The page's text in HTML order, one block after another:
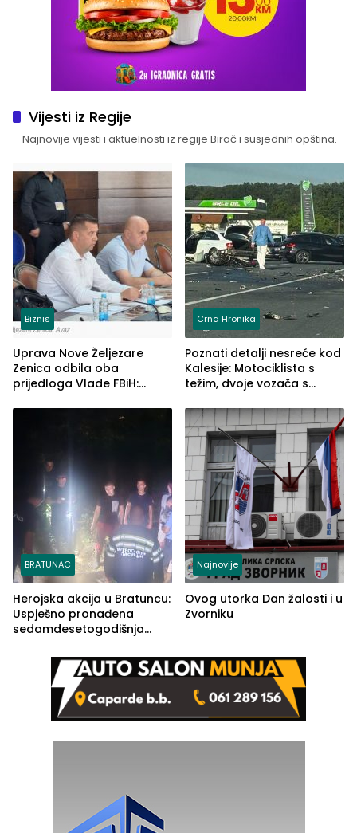
Vijesti iz Regije
– Najnovije vijesti i aktuelnosti iz regije Birač i susjednih opština.
Biznis
Uprava Nove Željezare
Zenica odbila oba
prijedloga Vlade FBiH:
rješenje
Crna Hronika
Poznati detalji nesreće kod
Kalesije: Motociklista s
težim, dvoje vozača s
BRATUNAC
Herojska akcija u Bratuncu:
Uspješno pronađena
sedamdesetogodišnja
Kravice.
Najnovije
Ovog utorka Dan žalosti i u
Zvorniku